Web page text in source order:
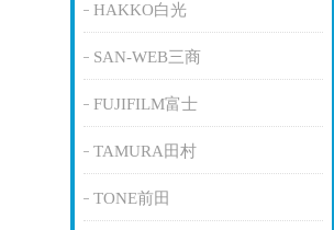
HAKKO白光
SAN-WEB三商
FUJIFILM富士
TAMURA田村
TONE前田